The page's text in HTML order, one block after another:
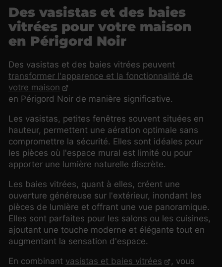
Des vasistas et des baies
vitrées pour votre maison
en Périgord Noir
Des vasistas et des baies vitrées peuvent
transformer l'apparence et la fonctionnalité de
votre maison
en Périgord Noir de manière significative.
Les vasistas, petites fenêtres souvent situées en
hauteur, permettent une aération optimale sans
compromettre la sécurité. Elles sont idéales pour
les pièces où l'espace mural est limité ou pour
apporter une lumière naturelle discrète.
Les baies vitrées, quant à elles, créent une
ouverture généreuse sur l'extérieur, inondant les
pièces de lumière et offrant une vue panoramique.
Elles sont parfaites pour les salons ou les cuisines,
ajoutant une touche moderne et élégante tout en
augmentant la sensation d'espace.
En combinant vasistas et baies vitrées
, vous